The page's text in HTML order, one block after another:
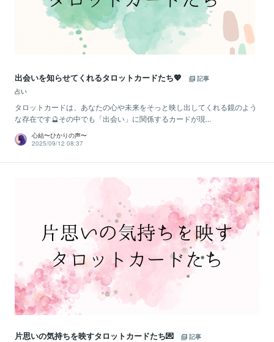
出会いを知らせてくれるタロットカードたち💖
記事
占い
タロットカードは、あなたの心や未来をそっと映し出してくれる鏡のよう
な存在です🔮その中でも「出会い」に関係するカードが現...
心結〜ひかりの声〜
2025/09/12 08:37
片思いの気持ちを映すタロットカードたち💌
記事